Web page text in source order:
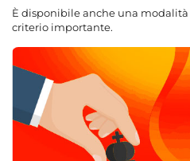
È disponibile anche una modalità
criterio importante.